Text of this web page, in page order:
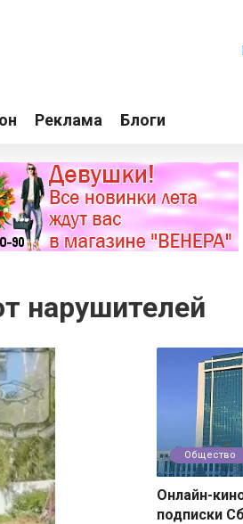
Реклама Блоги
нарушителей
Общество
Онлайн-
подписки